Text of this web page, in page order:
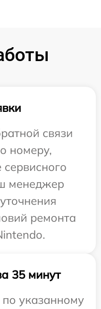
связи
номеру,
менеджер
ремонта
35 минут
указанному